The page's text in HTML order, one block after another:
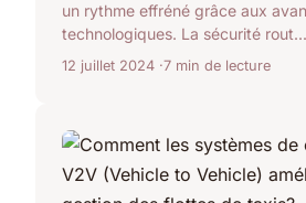
un rythme effréné grâce aux
technologiques. La sécurité rout...
12 juillet 2024 7 min de lecture